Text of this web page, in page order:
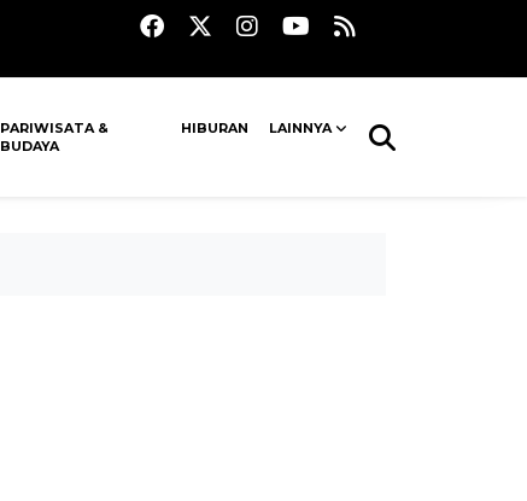
PARIWISATA &
BUDAYA
HIBURAN LAINNYA